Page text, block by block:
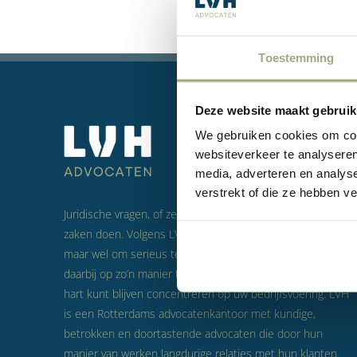
Toestemming
Deze website maakt
We gebruiken cookies om
websiteverkeer te
media, adverteren en
verstrekt of die ze hebben
Juridische vragen, of zelfs conflicten, zijn onderdeel van het
zaken doen. Volgens LVH is dat niet iets om voor te vrezen
maar wel om serieus te nemen. Doel van LVH is om u
daarbij op zo’n manier te helpen dat u zich met een gerust
hart kunt blijven concentreren op uw bedrijfsvoering. LVH
is een Rotterdams advocatenkantoor met kundige,
betrokken en doortastende advocaten die door hun
manier van werken langdurige relaties met hun klanten